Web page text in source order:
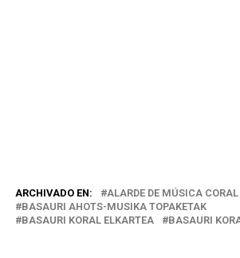
ARCHIVADO EN:
ALARDE DE MÚSICA CORAL
BASAURI AHOTS-MUSIKA TOPAKETAK
BASAURI KORAL ELKARTEA
BASAURI